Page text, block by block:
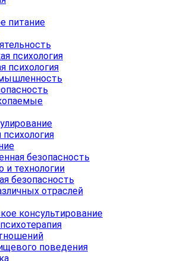
питание
психология
психология
безопасность
и технологии
безопасность
отраслей
консультирование
поведения